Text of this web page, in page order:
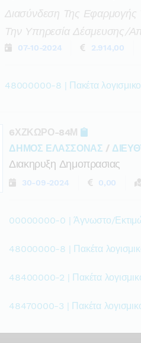
Διασύνδεση Της Εφαρμογής
Την Υπηρεσία Δέσμευσης/
07-10-2024 2.914,00
48000000-8 | Πακέτα
6ΧΖΚΩΡΟ-84Μ
ΔΗΜΟΣ ΕΛΑΣΣΟΝΑΣ /
Διακηρυξη Δημοπρασιας
30-09-2024 0,00
00000000-0 | Άγνωστο/
48000000-8 | Πακέτα
48400000-2 | Πακέτα
48470000-3 | Πακέτα